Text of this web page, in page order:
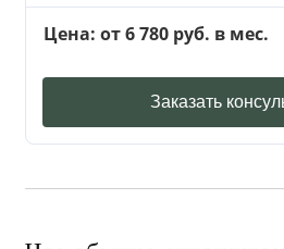
Цена: от 6 780 руб. в мес.
Заказать